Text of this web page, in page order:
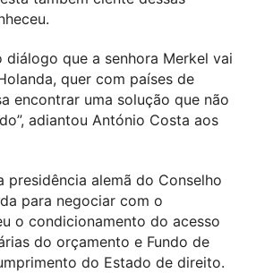
diálogo que a senhora Merkel vai
quer com países de
encontrar uma solução que não
adiantou António Costa aos
presidência alemã do Conselho
para negociar com o
o condicionamento do acesso
do orçamento e Fundo de
do Estado de direito.